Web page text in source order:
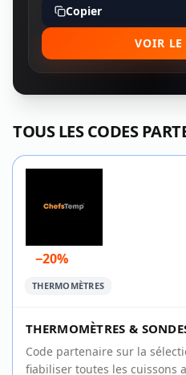
Copier
VOIR LE
TOUS LES CODES
−20%
THERMOMÈTRES
THERMOMÈTRES &
Code partenaire sur la
fiabiliser toutes les cuissons